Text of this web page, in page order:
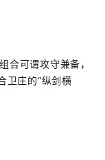
合可谓攻守兼备，
卫庄的“纵剑横